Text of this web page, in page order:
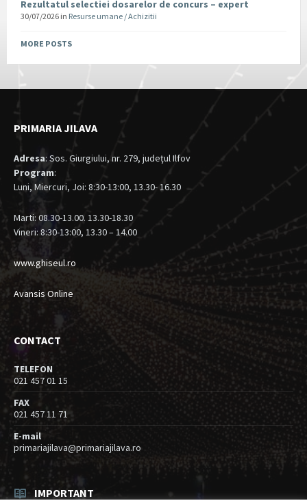
Rezultatul selectiei dosarelor de concurs – expert
30/07/2026 in Resurse umane / Achizitii
MORE POSTS
PRIMARIA JILAVA
Adresa: Sos. Giurgiului, nr. 279, judeţul Ilfov
Program:
Luni, Miercuri, Joi: 8:30-13:00, 13.30- 16.30
Marti: 08.30-13.00. 13.30-18.30
Vineri: 8:30-13:00, 13.30 – 14.00
www.ghiseul.ro
Avansis Online
CONTACT
TELEFON
021 457 01 15
FAX
021 457 11 71
E-mail
primariajilava@primariajilava.ro
IMPORTANT